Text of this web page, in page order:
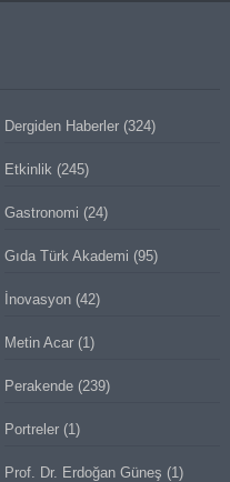
Dergiden Haberler (324)
Etkinlik (245)
Gastronomi (24)
Gıda Türk Akademi (95)
İnovasyon (42)
Metin Acar (1)
Perakende (239)
Portreler (1)
Prof. Dr. Erdoğan Güneş (1)